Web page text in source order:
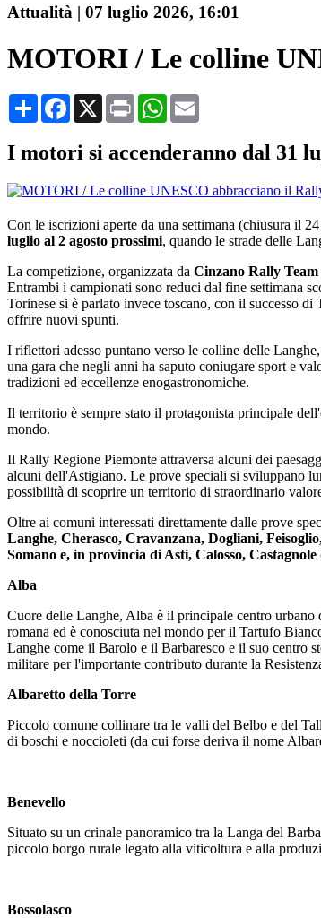
Attualità | 07 luglio 2026, 16:01
MOTORI / Le colline
CondividiFacebook
X Print WhatsApp
I motori si accenderanno dal 31
Con le iscrizioni aperte da una settimana (chiusura il
luglio al 2 agosto prossimi, quando le strade delle
La competizione, organizzata da Cinzano Rally Team
Entrambi i campionati sono reduci dal fine settimana
Torinese si è parlato invece toscano, con il successo
offrire nuovi spunti.
I riflettori adesso puntano verso le colline delle Langhe,
una gara che negli anni ha saputo coniugare sport e
tradizioni ed eccellenze enogastronomiche.
Il territorio è sempre stato il protagonista principale
mondo.
Il Rally Regione Piemonte attraversa alcuni dei
alcuni dell'Astigiano. Le prove speciali si sviluppano
possibilità di scoprire un territorio di straordinario
Oltre ai comuni interessati direttamente dalle prove
Langhe, Cherasco, Cravanzana, Dogliani,
Somano e, in provincia di Asti, Calosso,
Alba
Cuore delle Langhe, Alba è il principale centro
romana ed è conosciuta nel mondo per il Tartufo
Langhe come il Barolo e il Barbaresco e il suo centro
militare per l'importante contributo durante la
Albaretto della Torre
Piccolo comune collinare tra le valli del Belbo e del
di boschi e noccioleti (da cui forse deriva il nome
Benevello
Situato su un crinale panoramico tra la Langa del
piccolo borgo rurale legato alla viticoltura e alla
Bossolasco